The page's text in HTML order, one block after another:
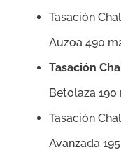
Tasación
Auzoa 490
Tasación
Betolaza 190
Tasación
Avanzada